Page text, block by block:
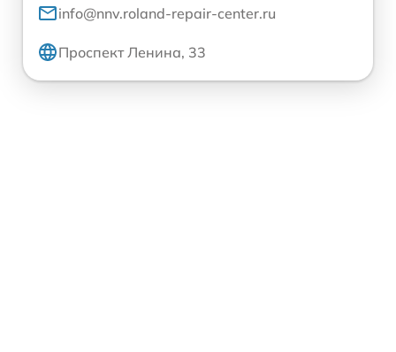
info@nnv.roland-repair-center.ru
Проспект Ленина, 33